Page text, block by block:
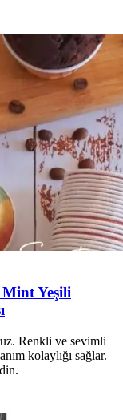
Mint Yeşili
Renkli ve sevimli
kolaylığı sağlar.